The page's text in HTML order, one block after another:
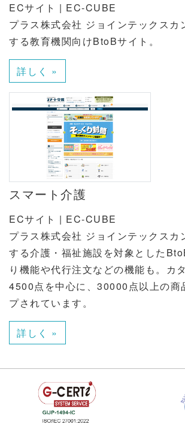
ECサイト | EC-CUBE
プラス株式会社 ジョインテックスカ
する教育機関向けBtoBサイト。
詳しく »
スマート介護
ECサイト | EC-CUBE
プラス株式会社 ジョインテックスカ
する介護・福祉施設を対象とした
り機能や代行注文などの機能も。カ
4500点を中心に、30000点以上の商
プされています。
詳しく »